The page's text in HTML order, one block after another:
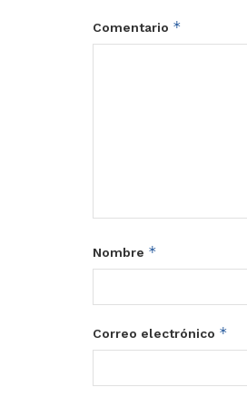
Comentario *
Nombre *
Correo electrónico *